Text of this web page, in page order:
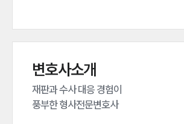
변호사소개
재판과 수사 대응 경험이
풍부한 형사전문변호사